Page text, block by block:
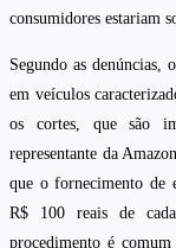
consumidores estariam
Segundo as denúncias,
em veículos
os cortes, que são
representante da
que o fornecimento de
R$ 100 reais de
procedimento é